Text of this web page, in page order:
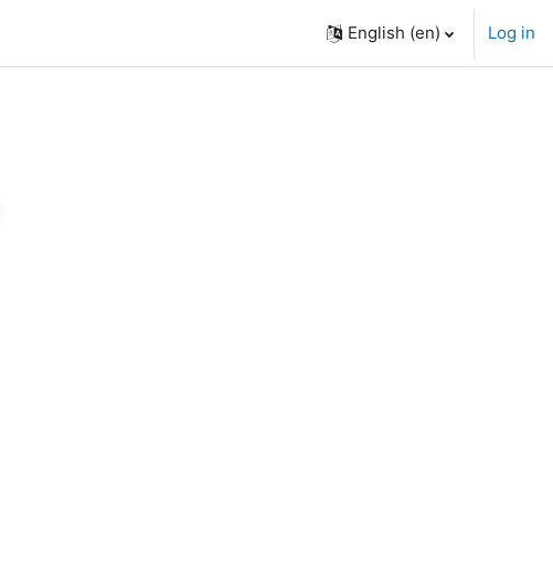
English ‎(en)‎ Log in